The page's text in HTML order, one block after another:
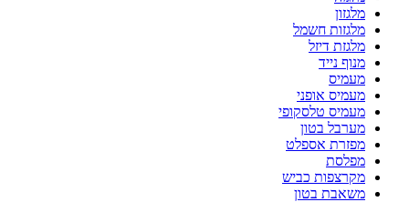
מלגזון
מלגזות חשמל
מלגזת דיזל
מנוף נייד
מעמיס
מעמיס אופני
מעמיס טלסקופי
מערבל בטון
מפזרת אספלט
מפלסת
מקרצפות כביש
משאבת בטון